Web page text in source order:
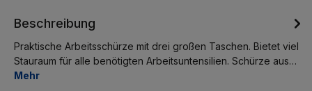
Beschreibung
Praktische Arbeitsschürze mit drei großen Taschen. Bietet viel
Stauraum für alle benötigten Arbeitsuntensilien. Schürze aus…
Mehr